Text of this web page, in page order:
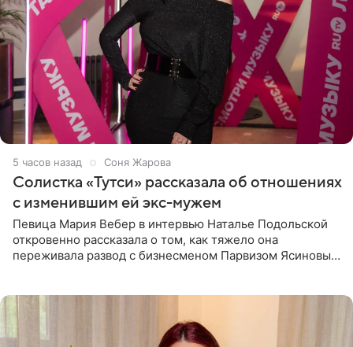
5 часов назад Соня Жарова
Солистка «Тутси» рассказала об отношениях
с изменившим ей экс-мужем
Певица Мария Вебер в интервью Наталье Подольской
откровенно рассказала о том, как тяжело она
переживала развод с бизнесменом Парвизом Ясиновым.